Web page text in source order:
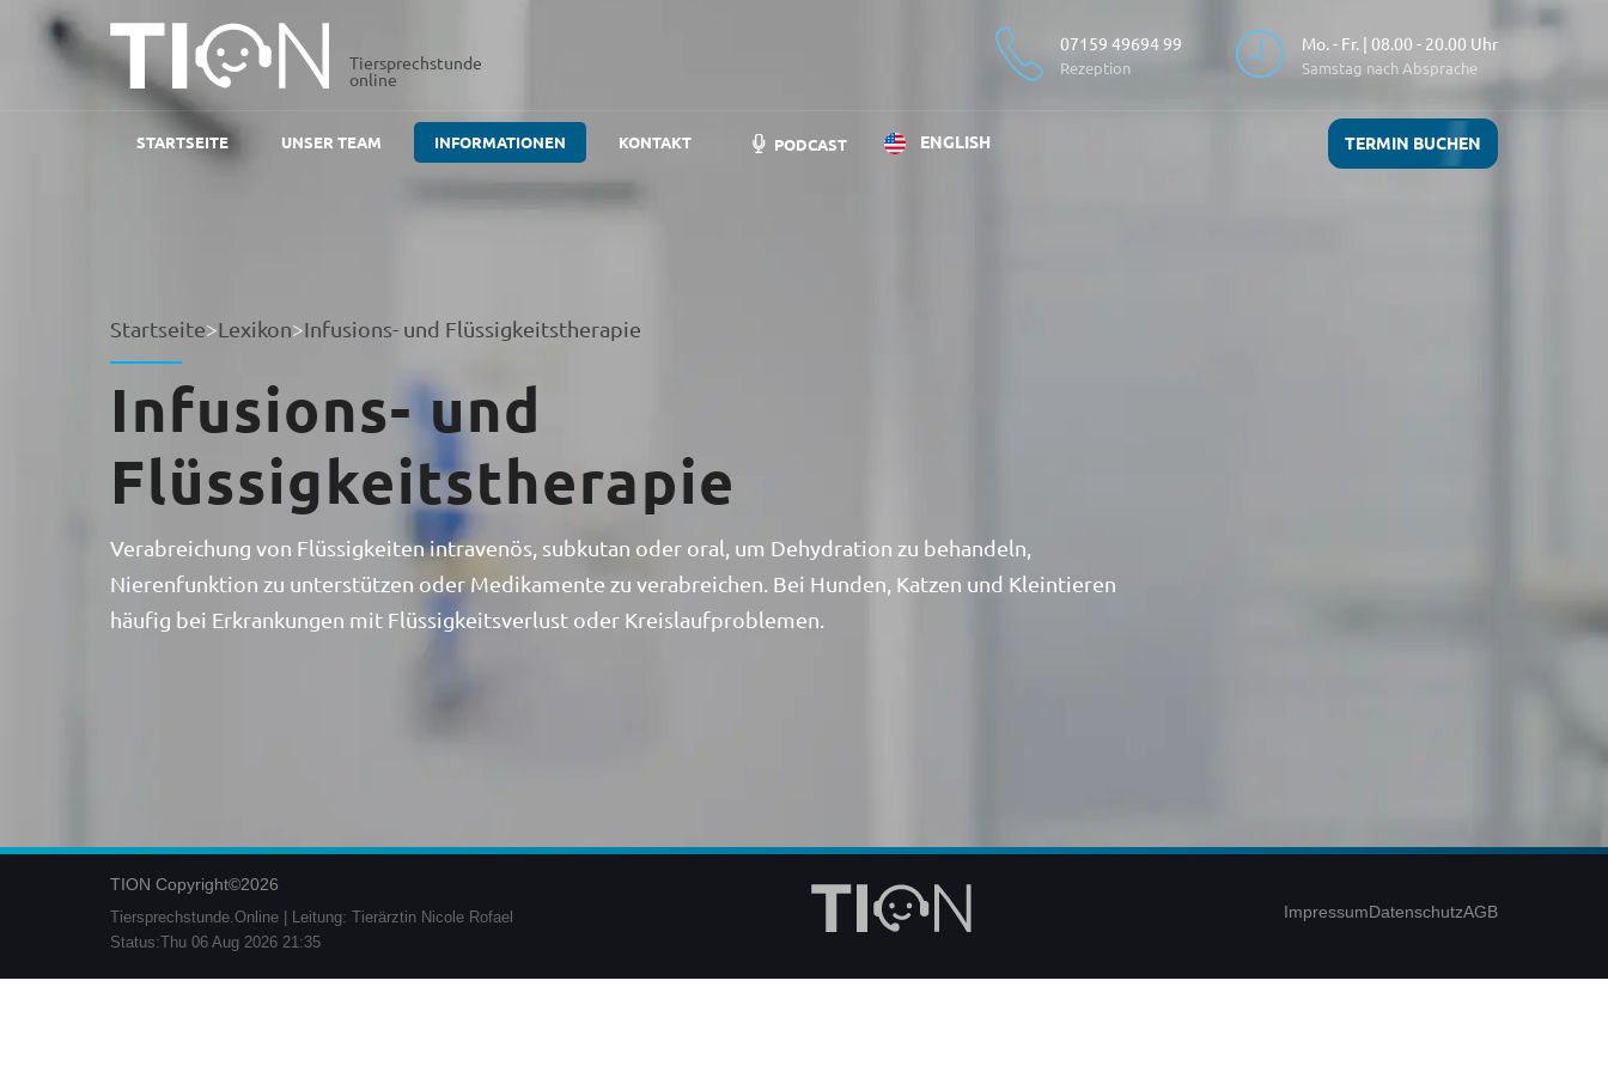
Tiersprechstunde
online
07159 49694 99
Rezeption
Mo. - Fr. | 08.00 - 20.00 Uhr
Samstag nach Absprache
STARTSEITE UNSER TEAM INFORMATIONEN KONTAKT PODCAST ENGLISH TERMIN BUCHEN
Startseite>Lexikon>Infusions- und Flüssigkeitstherapie
Infusions- und
Flüssigkeitstherapie
Verabreichung von Flüssigkeiten intravenös, subkutan oder oral, um Dehydration zu behandeln,
Nierenfunktion zu unterstützen oder Medikamente zu verabreichen. Bei Hunden, Katzen und Kleintieren
häufig bei Erkrankungen mit Flüssigkeitsverlust oder Kreislaufproblemen.
TION Copyright©2026
Tiersprechstunde.Online | Leitung: Tierärztin Nicole Rofael
Status:Thu 06 Aug 2026 21:35
Impressum DatenschutzAGB